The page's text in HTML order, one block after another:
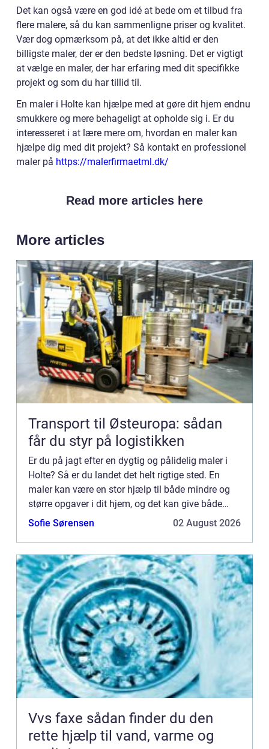
Det kan også være en god idé at bede om et tilbud fra
flere malere, så du kan sammenligne priser og kvalitet.
Vær dog opmærksom på, at det ikke altid er den
billigste maler, der er den bedste løsning. Det er vigtigt
at vælge en maler, der har erfaring med dit specifikke
projekt og som du har tillid til.
En maler i Holte kan hjælpe med at gøre dit hjem endnu
smukkere og mere behageligt at opholde sig i. Er du
interesseret i at lære mere om, hvordan en maler kan
hjælpe dig med dit projekt? Så kontakt en professionel
maler på https://malerfirmaetml.dk/
Read more articles here
More articles
Transport til Østeuropa: sådan
får du styr på logistikken
Er du på jagt efter en dygtig og pålidelig maler i
Holte? Så er du landet det helt rigtige sted. En
maler kan være en stor hjælp til både mindre og
større opgaver i dit hjem, og det kan give både
trygh...
Sofie Sørensen 02 August 2026
Vvs faxe sådan finder du den
rette hjælp til vand, varme og